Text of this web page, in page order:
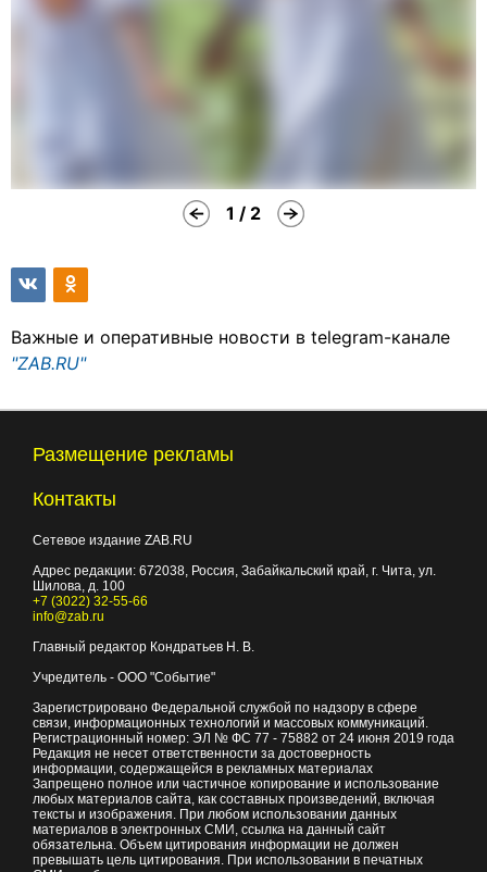
1 / 2
Важные и оперативные новости в telegram-канале
"ZAB.RU"
Размещение рекламы
Контакты
Сетевое издание ZAB.RU
Адрес редакции: 672038, Россия, Забайкальский край, г. Чита, ул.
Шилова, д. 100
+7 (3022) 32-55-66
info@zab.ru
Главный редактор Кондратьев Н. В.
Учредитель - ООО "Событие"
Зарегистрировано Федеральной службой по надзору в сфере
связи, информационных технологий и массовых коммуникаций.
Регистрационный номер: ЭЛ № ФС 77 - 75882 от 24 июня 2019 года
Редакция не несет ответственности за достоверность
информации, содержащейся в рекламных материалах
Запрещено полное или частичное копирование и использование
любых материалов сайта, как составных произведений, включая
тексты и изображения. При любом использовании данных
материалов в электронных СМИ, ссылка на данный сайт
обязательна. Объем цитирования информации не должен
превышать цель цитирования. При использовании в печатных